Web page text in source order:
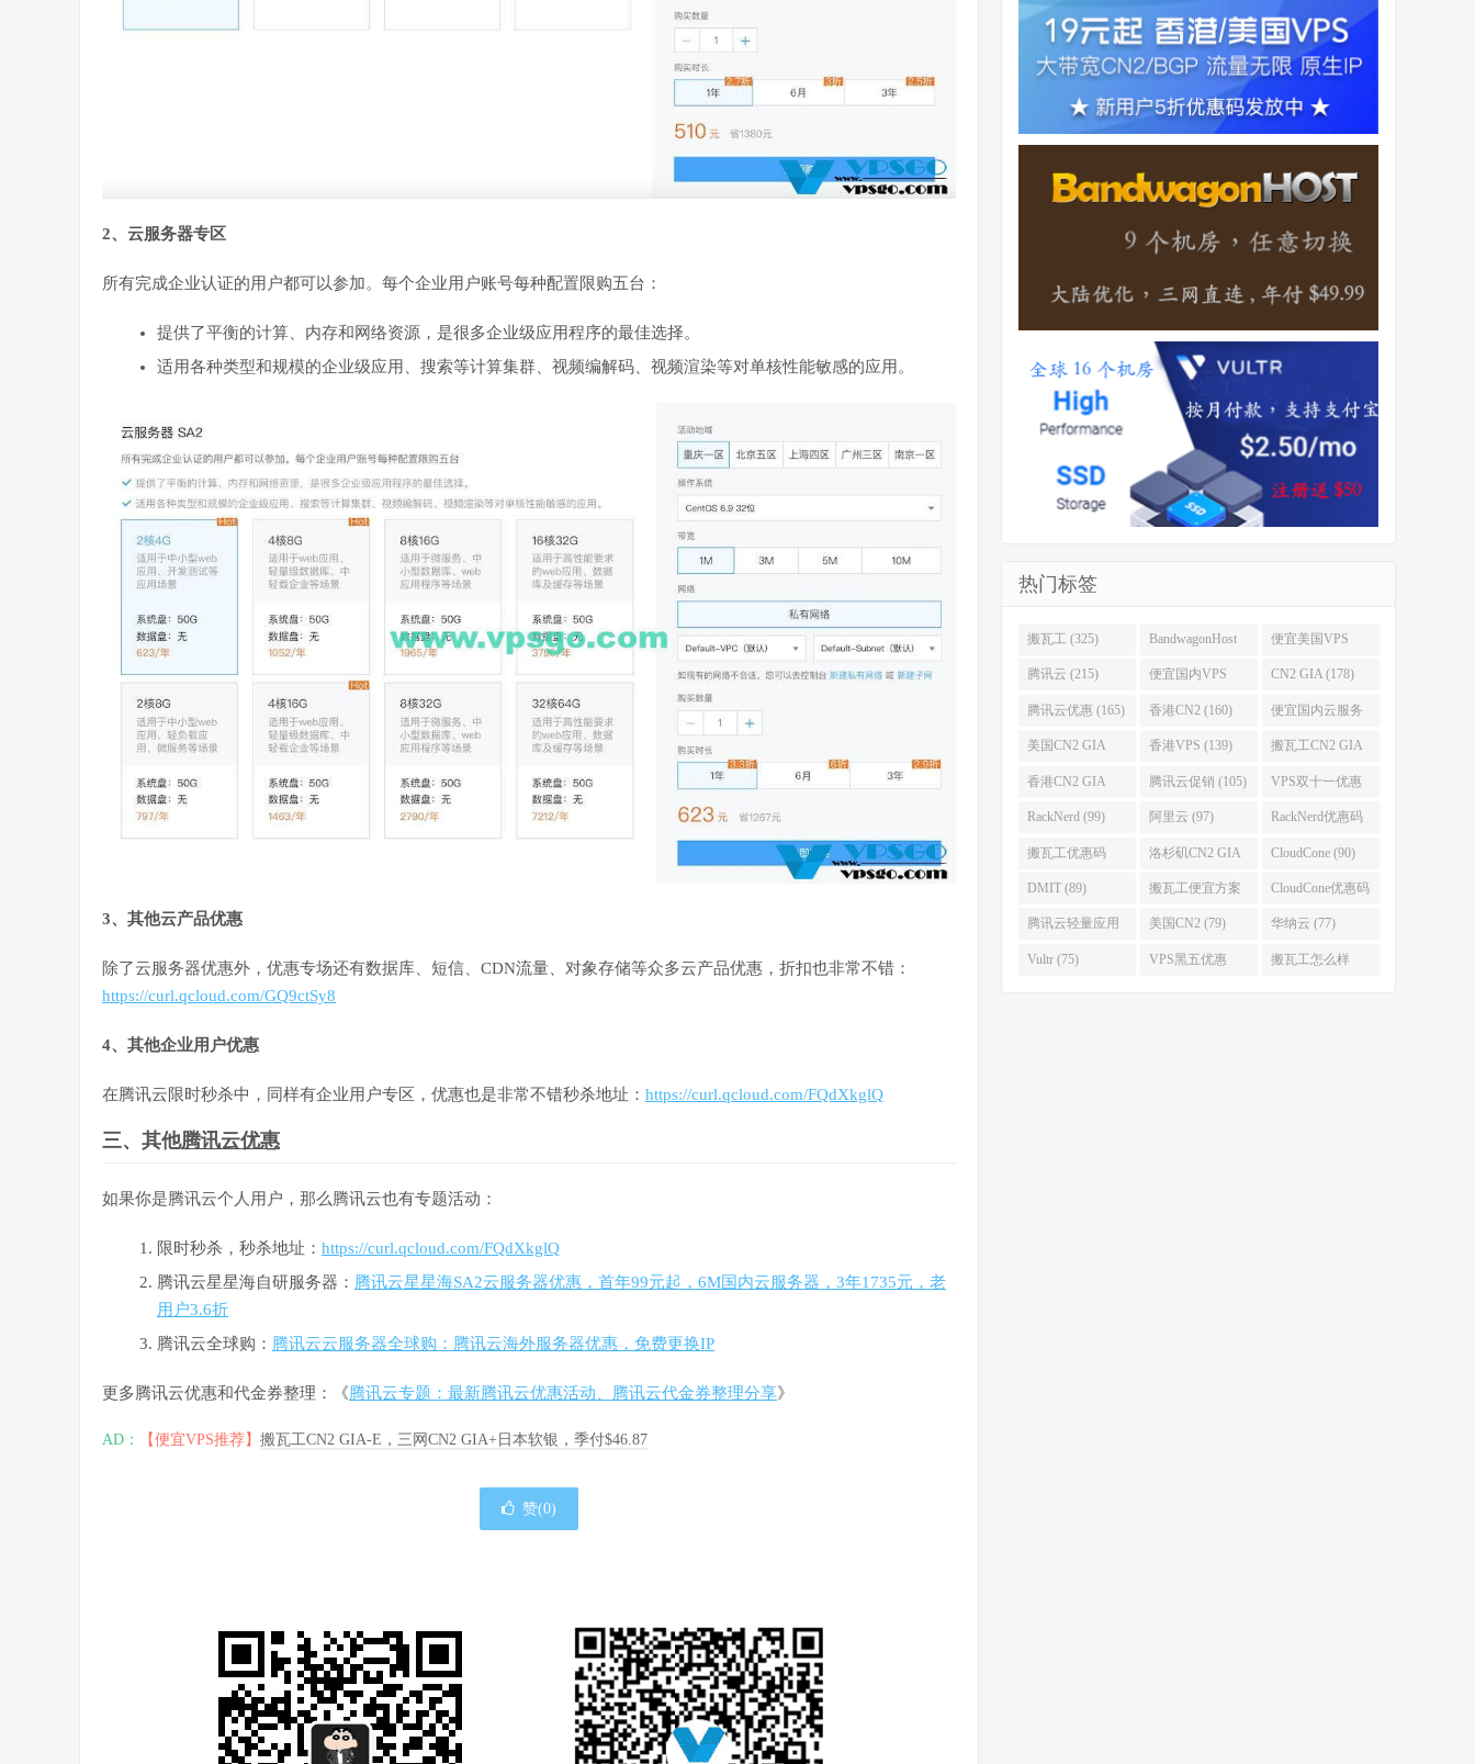
2、云服务器专区
所有完成企业认证的用户都可以参加。每个企业用户账号每种配置限购五台：
提供了平衡的计算、内存和网络资源，是很多企业级应用程序的最佳选择。
适用各种类型和规模的企业级应用、搜索等计算集群、视频编解码、视频渲染等对单核性能敏感的应用。
3、其他云产品优惠
除了云服务器优惠外，优惠专场还有数据库、短信、CDN流量、对象存储等众多云产品优惠，折扣也非常不错：
https://curl.qcloud.com/GQ9ctSy8
4、其他企业用户优惠
在腾讯云限时秒杀中，同样有企业用户专区，优惠也是非常不错秒杀地址： https://curl.qcloud.com/FQdXkglQ
三、其他腾讯云优惠
如果你是腾讯云个人用户，那么腾讯云也有专题活动：
限时秒杀，秒杀地址： https://curl.qcloud.com/FQdXkglQ
腾讯云星星海自研服务器： 腾讯云星星海SA2云服务器优惠，首年99元起，6M国内云服务器，3年1735元，老
用户3.6折
腾讯云全球购： 腾讯云云服务器全球购：腾讯云海外服务器优惠，免费更换IP
更多腾讯云优惠和代金券整理：《腾讯云专题：最新腾讯云优惠活动、腾讯云代金券整理分享》
AD： 【便宜VPS推荐】 搬瓦工CN2 GIA-E，三网CN2 GIA+日本软银，季付$46.87
赞(0)
热门标签
搬瓦工 (325) BandwagonHost
(223)
便宜美国VPS
(222)
腾讯云 (215) 便宜国内VPS
(184)
CN2 GIA (178)
腾讯云优惠 (165) 香港CN2 (160) 便宜国内云服务
器 (152)
美国CN2 GIA
(141)
香港VPS (139) 搬瓦工CN2 GIA
(118)
香港CN2 GIA
(111)
腾讯云促销 (105) VPS双十一优惠
(102)
RackNerd (99) 阿里云 (97) RackNerd优惠码
(93)
搬瓦工优惠码
(92)
洛杉矶CN2 GIA
(92)
CloudCone (90)
DMIT (89) 搬瓦工便宜方案
(86)
CloudCone优惠码
(82)
腾讯云轻量应用
服务器 (82)
美国CN2 (79) 华纳云 (77)
Vultr (75) VPS黑五优惠 搬瓦工怎么样